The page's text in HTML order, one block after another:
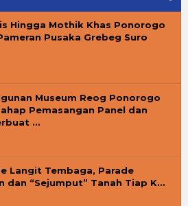
Hingga Mothik Khas Ponorogo
Pusaka Grebeg Suro
Museum Reog Ponorogo
Pemasangan Panel dan
…
Langit Tembaga, Parade
dan “Sejumput” Tanah Tiap K…